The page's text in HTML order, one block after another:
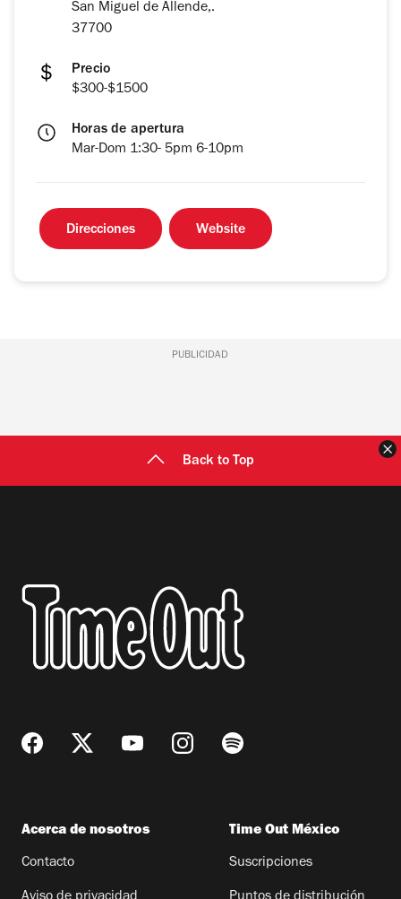
San Miguel de Allende,.
37700
Precio
$300-$1500
Horas de apertura
Mar-Dom 1:30- 5pm 6-10pm
Direcciones Website
PUBLICIDAD
Back to Top
Acerca de nosotros
Contacto
Time Out México
Suscripciones